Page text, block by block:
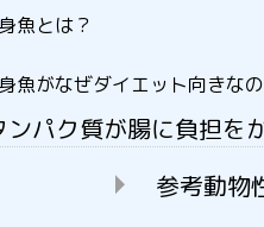
魚とは？
魚がなぜダイエット向きな
ンパク質が腸に負担を
参考動物